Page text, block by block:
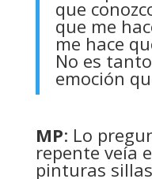
que
que me
me hace
No es
emoción
MP: Lo
repente veía
pinturas